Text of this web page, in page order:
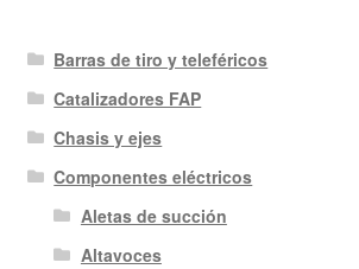
Barras de tiro y teleféricos
Catalizadores FAP
Chasis y ejes
Componentes eléctricos
Aletas de succión
Altavoces